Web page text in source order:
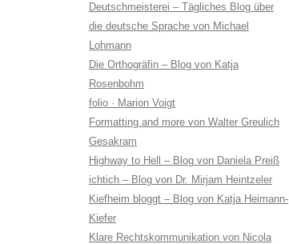
Deutschmeisterei – Tägliches Blog über
die deutsche Sprache von Michael
Lohmann
Die Orthogräfin – Blog von Katja
Rosenbohm
folio · Marion Voigt
Formatting and more von Walter Greulich
Gesakram
Highway to Hell – Blog von Daniela Preiß
ichtich – Blog von Dr. Mirjam Heintzeler
Kiefheim bloggt – Blog von Katja Heimann-
Kiefer
Klare Rechtskommunikation von Nicola